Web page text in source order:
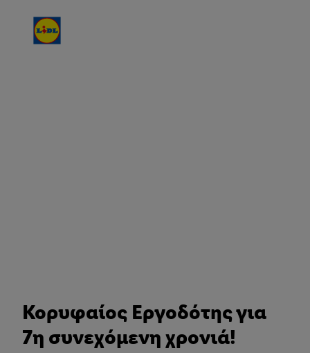
Κορυφαίος Εργοδότης για
7η συνεχόμενη χρονιά!